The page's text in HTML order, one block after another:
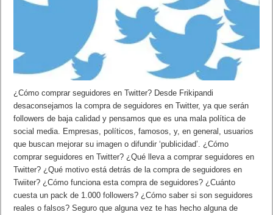
¿Cómo comprar seguidores en Twitter? Desde Frikipandi
desaconsejamos la compra de seguidores en Twitter, ya que serán
followers de baja calidad y pensamos que es una mala política de
social media. Empresas, políticos, famosos, y, en general, usuarios
que buscan mejorar su imagen o difundir ‘publicidad’. ¿Cómo
comprar seguidores en Twitter? ¿Qué lleva a comprar seguidores en
Twitter? ¿Qué motivo está detrás de la compra de seguidores en
Twiiter? ¿Cómo funciona esta compra de seguidores? ¿Cuánto
cuesta un pack de 1.000 followers? ¿Cómo saber si son seguidores
reales o falsos? Seguro que alguna vez te has hecho alguna de